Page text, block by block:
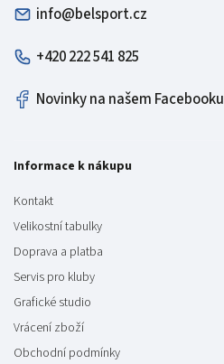
info@belsport.cz
+420 222 541 825
Novinky na našem Facebooku
Informace k nákupu
Kontakt
Velikostní tabulky
Doprava a platba
Servis pro kluby
Grafické studio
Vrácení zboží
Obchodní podmínky